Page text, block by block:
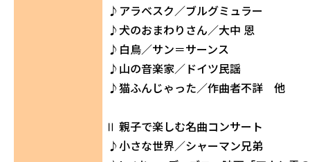
♪アラベスク／ブルグミュラー
♪犬のおまわりさん／大中 恩
♪白鳥／サン＝サーンス
♪山の音楽家／ドイツ民謡
♪猫ふんじゃった／作曲者不詳 他
Ⅱ 親子で楽しむ名曲コンサート
♪小さな世界／シャーマン兄弟